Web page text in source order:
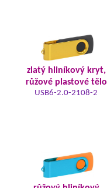
zlatý hliníkový kryt,
růžové plastové tělo
USB6-2.0-2108-2